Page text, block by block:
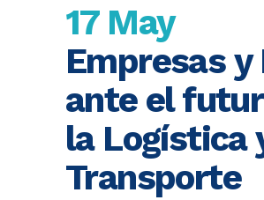
17 May
Empresas y
ante el
la Logística
Transporte